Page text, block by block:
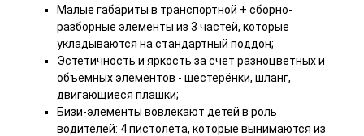
Малые габариты в транспортной + сборно-
разборные элементы из 3 частей, которые
укладываются на стандартный поддон;
Эстетичность и яркость за счет разноцветных и
объемных элементов - шестерёнки, шланг,
двигающиеся плашки;
Бизи-элементы вовлекают детей в роль
водителей: 4 пистолета, которые вынимаются из